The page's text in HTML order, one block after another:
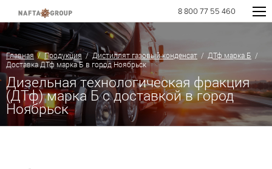
8 800 77 55 460
Главная/Продукция/Дистиллят газовый конденсат / ДТф марка Б /
Доставка ДТф марка Б в город Ноябрьск
Дизельная технологическая фракция
(ДТф) марка Б с доставкой в город
Ноябрьск